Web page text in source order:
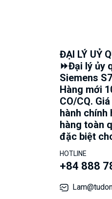
ĐẠI LÝ UỶ
⏩Đại lý ủy
Siemens
Hàng mới
CO/CQ.
hành chính
hàng toàn
đặc biệt
HOTLINE
+84 888